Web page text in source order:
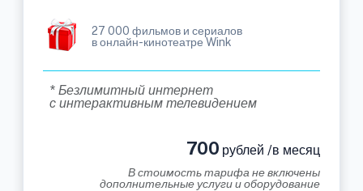
27 000 фильмов и сериалов
в онлайн-кинотеатре Wink
* Безлимитный интернет
с интерактивным телевидением
700 рублей /в месяц
В стоимость тарифа не включены
дополнительные услуги и оборудование